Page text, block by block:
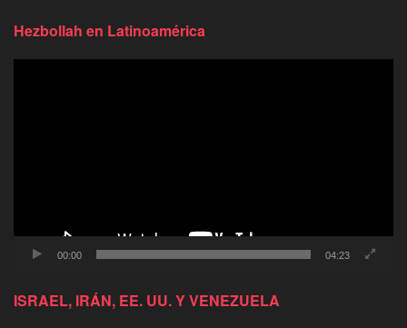
Hezbollah en Latinoamérica
00:00 04:23
ISRAEL, IRÁN, EE. UU. Y VENEZUELA